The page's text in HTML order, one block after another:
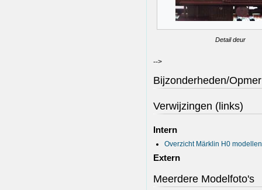
Detail deur
-->
Bijzonderheden/
Verwijzingen (links)
Intern
Overzicht Märklin H0
Extern
Meerdere Modelfoto's